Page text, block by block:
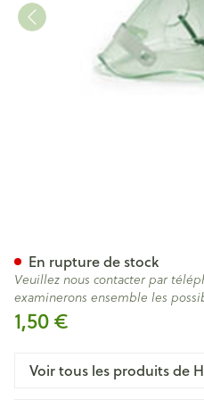
1,50 €
En rupture de stock
Veuillez nous contacter par
examinerons ensemble les
Voir tous les produits de